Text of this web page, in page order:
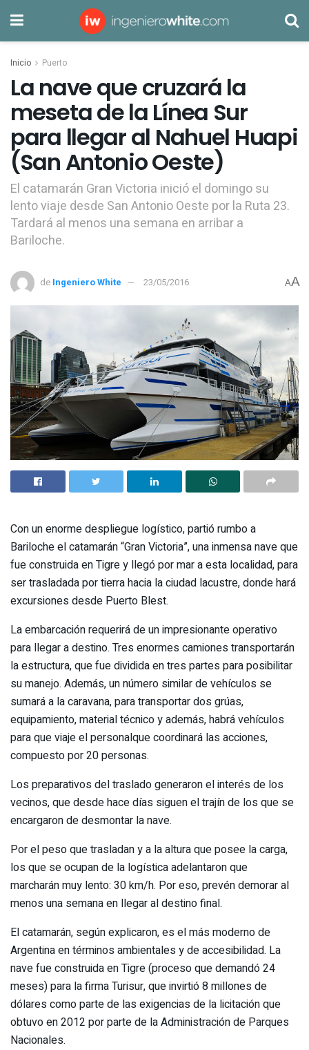
Inicio Puerto
La nave que cruzará la
meseta de la Línea Sur
para llegar al Nahuel Huapi
(San Antonio Oeste)
El catamarán Gran Victoria inició el domingo su
lento viaje desde San Antonio Oeste por la Ruta 23.
Tardará al menos una semana en arribar a
Bariloche.
de Ingeniero White 23/05/2016 AA
Con un enorme despliegue logístico, partió rumbo a
Bariloche el catamarán “Gran Victoria”, una inmensa nave que
fue construida en Tigre y llegó por mar a esta localidad, para
ser trasladada por tierra hacia la ciudad lacustre, donde hará
excursiones desde Puerto Blest.
La embarcación requerirá de un impresionante operativo
para llegar a destino. Tres enormescamionestransportarán
la estructura, que fue dividida en tres partes para posibilitar
su manejo. Además, un número similar devehículos se
sumará a la caravana, para transportar dos grúas,
equipamiento, material técnico y además, habrá vehículos
para que viaje elpersonalque coordinará las acciones,
compuesto por 20 personas.
Los preparativos del traslado generaron el interés de los
vecinos, que desde hace días siguen el trajín de los que se
encargaron de desmontar la nave.
Por el peso que trasladan y a la altura que posee la carga,
los que se ocupan de la logística adelantaron que
marcharán muy lento: 30 km/h. Por eso, prevén demorar al
menos una semana en llegar al destino final.
El catamarán, según explicaron, es el más moderno de
Argentina en términos ambientales y de accesibilidad. La
nave fue construida en Tigre (proceso que demandó 24
meses) para la firma Turisur, que invirtió 8 millones de
dólares como parte de las exigencias de la licitación que
obtuvo en 2012 por parte de la Administración de Parques
Nacionales.